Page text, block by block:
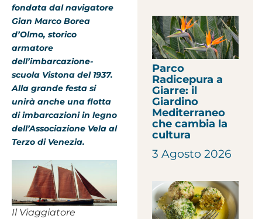
fondata dal navigatore
Gian Marco Borea
d’Olmo, storico
armatore
dell’imbarcazione-
scuola Vistona del 1937.
Alla grande festa si
unirà anche una flotta
di imbarcazioni in legno
dell’Associazione Vela al
Terzo di Venezia.
Il Viaggiatore
Parco
Radicepura a
Giarre: il
Giardino
Mediterraneo
che cambia la
cultura
3 Agosto 2026